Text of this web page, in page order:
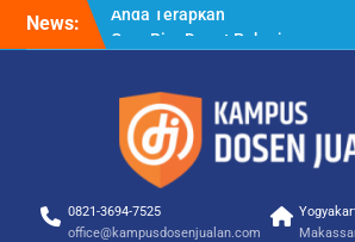
News:
Cara Biar Dapat Pekerjaan
– Panduan Lengkap untuk
Cara Dapat Pekerjaan –
Langkah Praktis untuk
Memperbesar Peluang
Kerja
– Tips Praktis yang Bisa
0821-3694-7525
office@kampusdosenjualan.com